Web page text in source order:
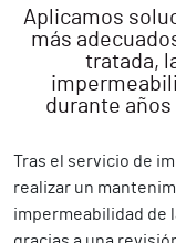
Aplicamos
más
tratada,
durante
Tras el servicio de
realizar un
impermeabilidad de